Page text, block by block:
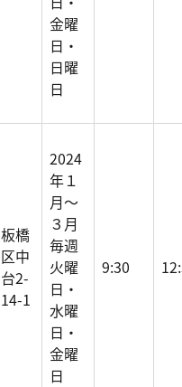
金曜
日・
日曜
日
板橋
区中
台2-
14-1
2024
年１
月～
３月
毎週
火曜
日・
水曜
日・
金曜
日
9:30